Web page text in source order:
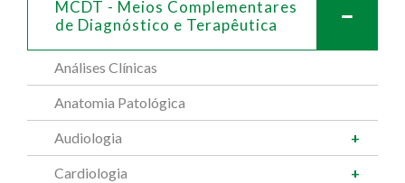
MCDT - Meios Complementares
de Diagnóstico e Terapêutica
Análises Clínicas
Anatomia Patológica
Audiologia
Cardiologia